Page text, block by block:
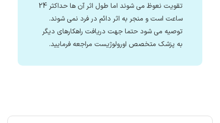
تقویت نعوظ می شوند اما طول اثر آن ها حداکثر 24
ساعت است و منجر به اثر دائم در فرد نمی شوند.
توصیه می شود حتما جهت دریافت راهکارهای دیگر
به پزشک متخصص اورولوژیست مراجعه فرمایید.